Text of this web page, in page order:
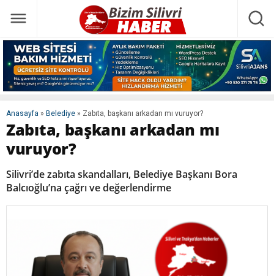
Anasayfa » Belediye » Zabıta, başkanı arkadan mı vuruyor?
Zabıta, başkanı arkadan mı
vuruyor?
Silivri’de zabıta skandalları, Belediye Başkanı Bora
Balcıoğlu’na çağrı ve değerlendirme